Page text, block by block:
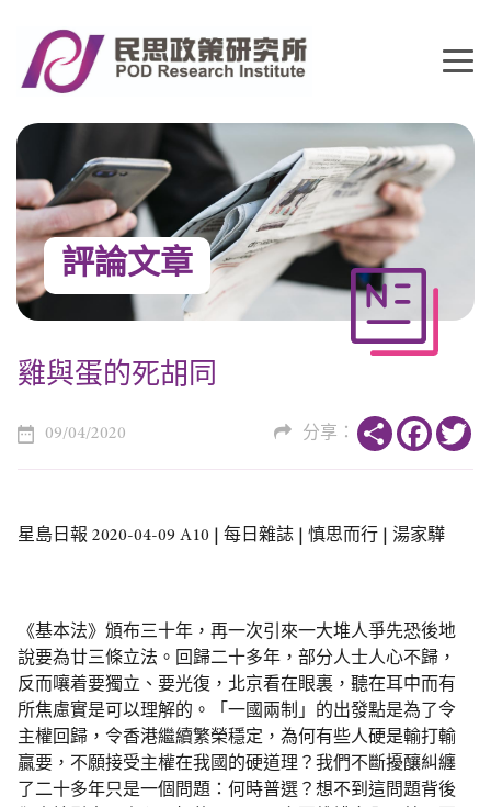
評論文章
雞與蛋的死胡同
09/04/2020 分享： Share
星島日報 2020-04-09 A10 | 每日雜誌 | 慎思而行 | 湯家驊
《基本法》頒布三十年，再一次引來一大堆人爭先恐後地
說要為廿三條立法。回歸二十多年，部分人士人心不歸，
反而嚷着要獨立、要光復，北京看在眼裏，聽在耳中而有
所焦慮實是可以理解的。「一國兩制」的出發點是為了令
主權回歸，令香港繼續繁榮穩定，為何有些人硬是輸打輸
贏要，不願接受主權在我國的硬道理？我們不斷擾釀糾纏
了二十多年只是一個問題：何時普選？想不到這問題背後